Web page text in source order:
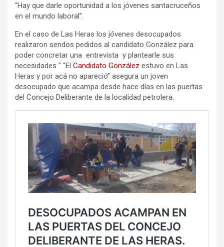
“Hay que darle oportunidad a los jóvenes santacruceños
en el mundo laboral”.
En el caso de Las Heras los jóvenes desocupados
realizaron sendos pedidos al candidato González para
poder concretar una entrevista y plantearle sus
necesidades ” “El Candidato González estuvo en Las
Heras y por acá no apareció” asegura un joven
desocupado que acampa desde hace días en las puertas
del Concejo Deliberante de la localidad petrolera.